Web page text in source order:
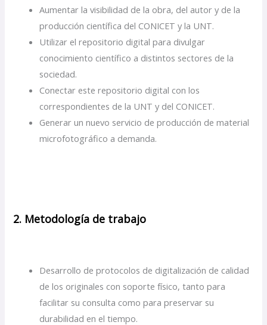
Aumentar la visibilidad de la obra, del autor y de la
producción científica del CONICET y la UNT.
Utilizar el repositorio digital para divulgar
conocimiento científico a distintos sectores de la
sociedad.
Conectar este repositorio digital con los
correspondientes de la UNT y del CONICET.
Generar un nuevo servicio de producción de material
microfotográfico a demanda.
2. Metodología de trabajo
Desarrollo de protocolos de digitalización de calidad
de los originales con soporte físico, tanto para
facilitar su consulta como para preservar su
durabilidad en el tiempo.